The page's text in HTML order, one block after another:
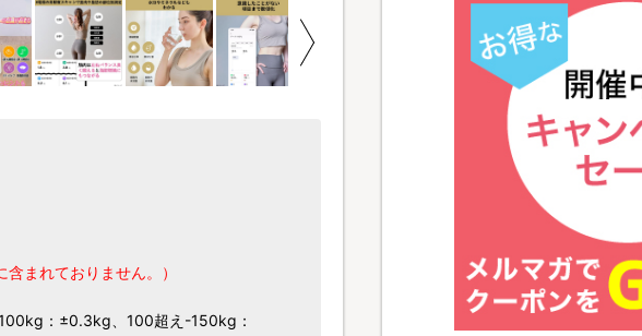
まれておりません。）
：±0.3kg、100超え-150kg：